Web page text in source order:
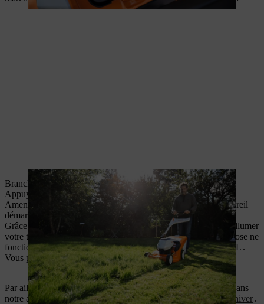
Branchez d’abord le câble d’alimentation.
Appuyez ensuite sur le bouton de démarrage.
Amenez l’arceau de coupure du moteur vers le guidon ; l’appareil
démarre.
Grâce à ces instructions, vous devez avoir compris comment allumer
votre tondeuse à gazon sans problème. Si toutefois quelque chose ne
fonctionne pas, adressez-vous à unrevendeur spécialisé STIHL .
Vous pouvez à présent commencer à
tondre votre pelouse.
Par ailleurs : la saison du jardinage est terminée ? Découvrez dans
notre article commentpréparer votre tondeuse à gazon pour l’hiver.